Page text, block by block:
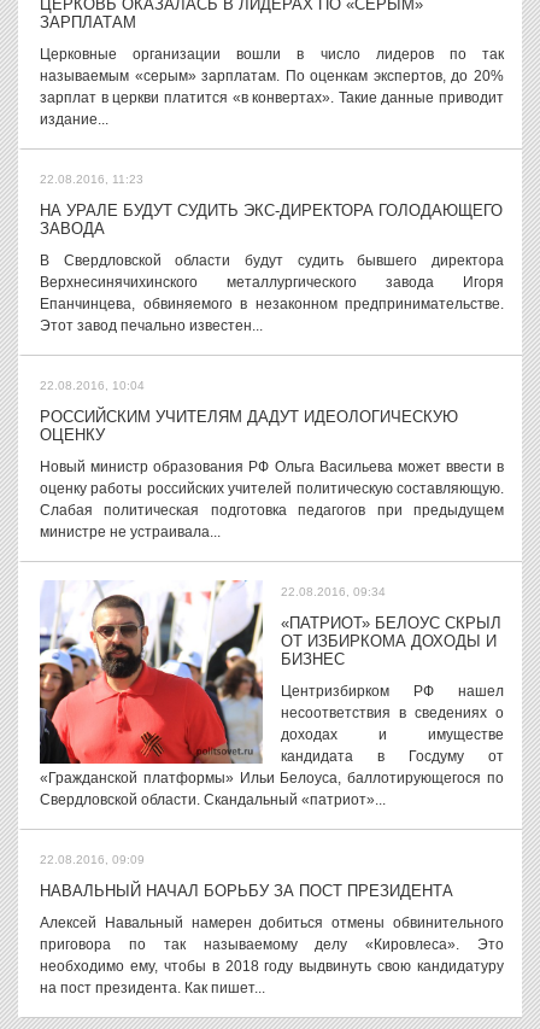
ЦЕРКОВЬ ОКАЗАЛАСЬ В ЛИДЕРАХ ПО «СЕРЫМ»
ЗАРПЛАТАМ
Церковные организации вошли в число лидеров по так
называемым «серым» зарплатам. По оценкам экспертов, до 20%
зарплат в церкви платится «в конвертах». Такие данные приводит
издание...
22.08.2016, 11:23
НА УРАЛЕ БУДУТ СУДИТЬ ЭКС-ДИРЕКТОРА ГОЛОДАЮЩЕГО
ЗАВОДА
В Свердловской области будут судить бывшего директора
Верхнесинячихинского металлургического завода Игоря
Епанчинцева, обвиняемого в незаконном предпринимательстве.
Этот завод печально известен...
22.08.2016, 10:04
РОССИЙСКИМ УЧИТЕЛЯМ ДАДУТ ИДЕОЛОГИЧЕСКУЮ
ОЦЕНКУ
Новый министр образования РФ Ольга Васильева может ввести в
оценку работы российских учителей политическую составляющую.
Слабая политическая подготовка педагогов при предыдущем
министре не устраивала...
22.08.2016, 09:34
«ПАТРИОТ» БЕЛОУС СКРЫЛ
ОТ ИЗБИРКОМА ДОХОДЫ И
БИЗНЕС
Центризбирком РФ нашел
несоответствия в сведениях о
доходах и имуществе
кандидата в Госдуму от
«Гражданской платформы» Ильи Белоуса, баллотирующегося по
Свердловской области. Скандальный «патриот»...
22.08.2016, 09:09
НАВАЛЬНЫЙ НАЧАЛ БОРЬБУ ЗА ПОСТ ПРЕЗИДЕНТА
Алексей Навальный намерен добиться отмены обвинительного
приговора по так называемому делу «Кировлеса». Это
необходимо ему, чтобы в 2018 году выдвинуть свою кандидатуру
на пост президента. Как пишет...